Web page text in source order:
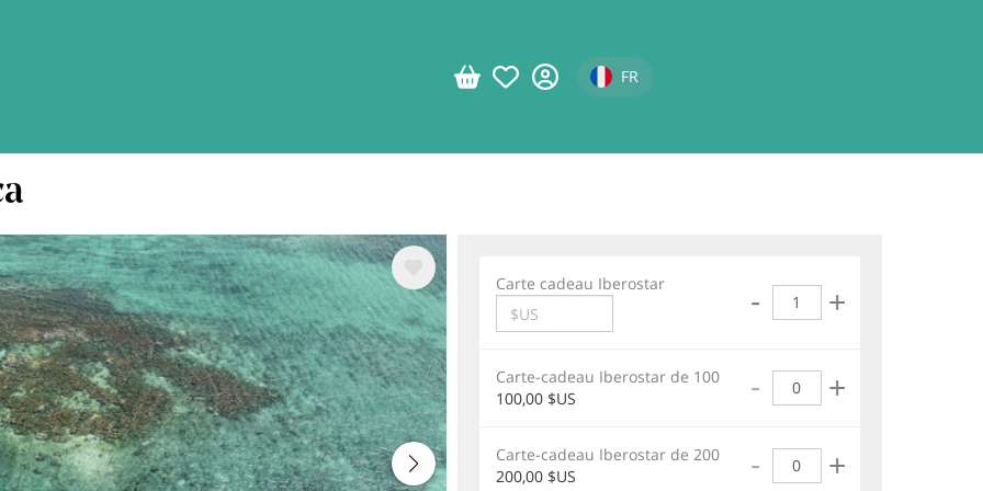
Select your language
FR
ImageCarte cadeau Iberostar
Valeur
- Qté +
Carte-cadeau Iberostar de 100
100,00 $US
- Qté +
Carte-cadeau Iberostar de 200
200,00 $US
- Qté +